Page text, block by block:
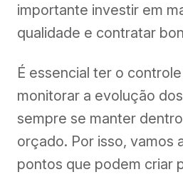
importante investir em
qualidade e contratar
É essencial ter o
monitorar a evolução
sempre se manter
orçado. Por isso, vamos
pontos que podem criar